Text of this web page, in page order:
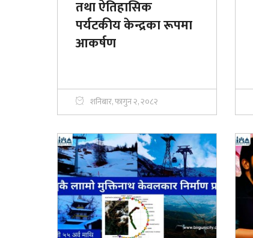
तथा ऐतिहासिक
पर्यटकीय केन्द्रका रूपमा
आकर्षण
शनिबार, फागुन २, २०८२